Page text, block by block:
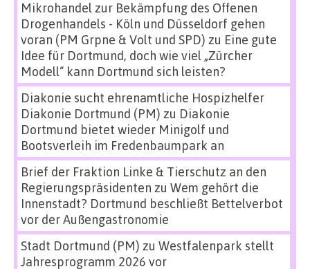
Mikrohandel zur Bekämpfung des Offenen
Drogenhandels - Köln und Düsseldorf gehen
voran (PM Grpne & Volt und SPD) zu Eine gute
Idee für Dortmund, doch wie viel „Zürcher
Modell“ kann Dortmund sich leisten?
Diakonie sucht ehrenamtliche Hospizhelfer
Diakonie Dortmund (PM) zu Diakonie
Dortmund bietet wieder Minigolf und
Bootsverleih im Fredenbaumpark an
Brief der Fraktion Linke & Tierschutz an den
Regierungspräsidenten zu Wem gehört die
Innenstadt? Dortmund beschließt Bettelverbot
vor der Außengastronomie
Stadt Dortmund (PM) zu Westfalenpark stellt
Jahresprogramm 2026 vor